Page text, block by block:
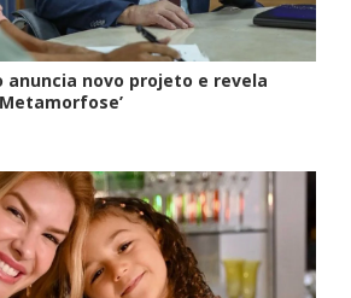
anuncia novo projeto e revela